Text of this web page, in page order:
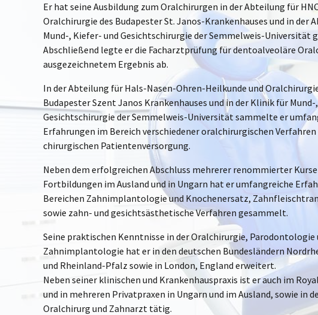
Er hat seine Ausbildung zum Oralchirurgen in der Abteilung für
Oralchirurgie des Budapester St. Janos-Krankenhauses und in der
Mund-, Kiefer- und Gesichtschirurgie der Semmelweis-Universität
Abschließend legte er die Facharztprüfung für dentoalveoläre
ausgezeichnetem Ergebnis ab.
In der Abteilung für Hals-Nasen-Ohren-Heilkunde und
Budapester Szent Janos Krankenhauses und in der Klinik für
Gesichtschirurgie der Semmelweis-Universität sammelte er
Erfahrungen im Bereich verschiedener oralchirurgischen Verfahren
chirurgischen Patientenversorgung.
Neben dem erfolgreichen Abschluss mehrerer renommierter Kurse
Fortbildungen im Ausland und in Ungarn hat er umfangreiche
Bereichen Zahnimplantologie und Knochenersatz,
sowie zahn- und gesichtsästhetische Verfahren gesammelt.
Seine praktischen Kenntnisse in der Oralchirurgie, Parodontologie
Zahnimplantologie hat er in den deutschen Bundesländern
und Rheinland-Pfalz sowie in London, England erweitert.
Neben seiner klinischen und Krankenhauspraxis ist er auch im
und in mehreren Privatpraxen in Ungarn und im Ausland, sowie in
Oralchirurg und Zahnarzt tätig.